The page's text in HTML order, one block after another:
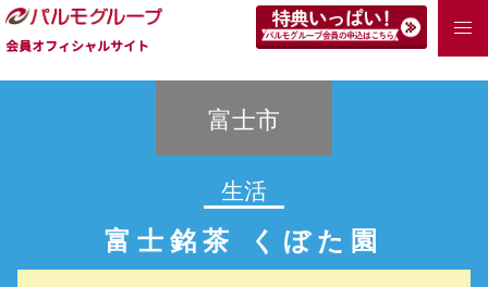
会員オフィシャルサイト
富士市
生活
富士銘茶 くぼた園